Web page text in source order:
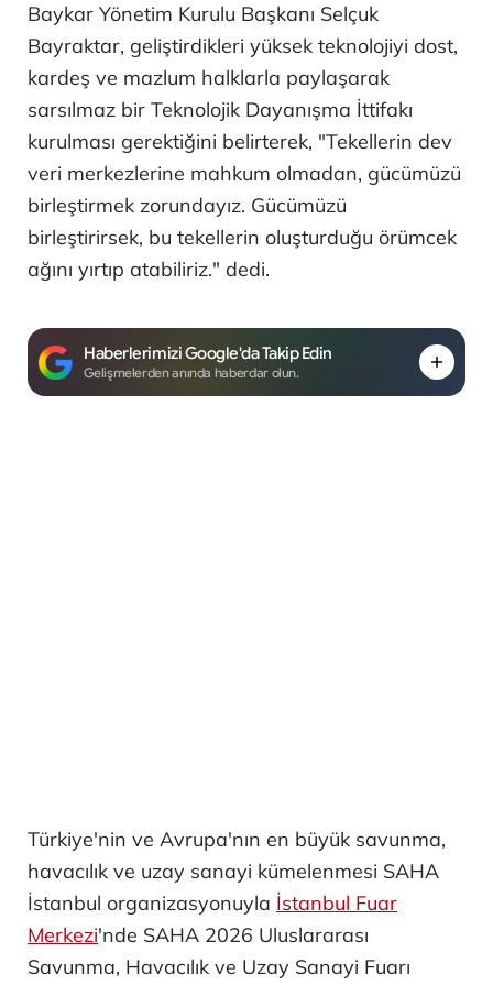
Baykar Yönetim Kurulu Başkanı Selçuk
Bayraktar, geliştirdikleri yüksek teknolojiyi dost,
kardeş ve mazlum halklarla paylaşarak
sarsılmaz bir Teknolojik Dayanışma İttifakı
kurulması gerektiğini belirterek, "Tekellerin dev
veri merkezlerine mahkum olmadan, gücümüzü
birleştirmek zorundayız. Gücümüzü
birleştirirsek, bu tekellerin oluşturduğu örümcek
ağını yırtıp atabiliriz." dedi.
Haberlerimizi Google'da Takip Edin
Gelişmelerden anında haberdar olun.
Türkiye'nin ve Avrupa'nın en büyük savunma,
havacılık ve uzay sanayi kümelenmesi SAHA
İstanbul organizasyonuyla İstanbul Fuar
Merkezi'nde SAHA 2026 Uluslararası
Savunma, Havacılık ve Uzay Sanayi Fuarı